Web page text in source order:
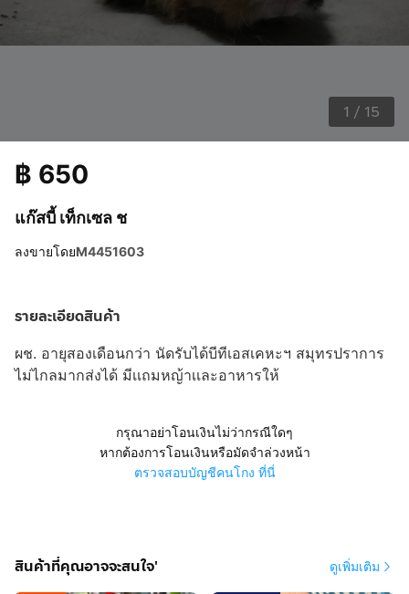
1 / 15
แก๊สบี้ เท็กเซล ช
฿ 650
ลงขายโดยM4451603
รายละเอียดสินค้า
ผช. อายุสองเดือนกว่า นัดรับได้บีทีเอสเคหะฯ สมุทรปราการ
ไม่ไกลมากส่งได้ มีเเถมหญ้าเเละอาหารให้
กรุณาอย่าโอนเงินไม่ว่ากรณีใดๆ
หากต้องการโอนเงินหรือมัดจำล่วงหน้า
ตรวจสอบบัญชีคนโกง ที่นี่
สินค้าที่คุณอาจจะสนใจ' ดูเพิ่มเติม